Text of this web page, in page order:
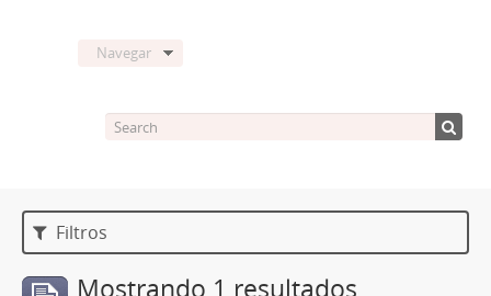
Navegar
Filtros
Mostrando 1 resultados